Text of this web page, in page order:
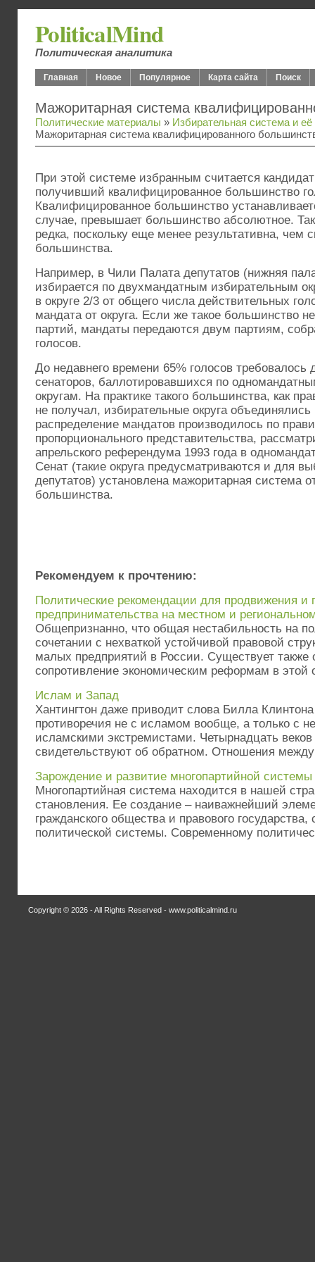
PoliticalMind
Политическая аналитика
Главная Новое Популярное Карта сайта Поиск
Мажоритарная система
Политические материалы » Избирательная система и
Мажоритарная система квалифицированного
При этой системе избранным считается
получивший квалифицированное большинство
Квалифицированное большинство
случае, превышает большинство абсолютное.
редка, поскольку еще менее результативна, чем
большинства.
Например, в Чили Палата депутатов (нижняя
избирается по двухмандатным избирательным
в округе 2/3 от общего числа действительных
мандата от округа. Если же такое большинство
партий, мандаты передаются двум партиям,
голосов.
До недавнего времени 65% голосов требовалось
сенаторов, баллотировавшихся по
округам. На практике такого большинства, как
не получал, избирательные округа
распределение мандатов производилось по
пропорционального представительства,
апрельского референдума 1993 года в
Сенат (такие округа предусматриваются и для
депутатов) установлена мажоритарная система
большинства.
Рекомендуем к прочтению:
Политические рекомендации для продвижения и
предпринимательства на местном и
Общепризнанно, что общая нестабильность на
сочетании с нехваткой устойчивой правовой
малых предприятий в России. Существует также
сопротивление экономическим реформам в этой
Ислам и Запад
Хантингтон даже приводит слова Билла
противоречия не с исламом вообще, а только с
исламскими экстремистами. Четырнадцать
свидетельствуют об обратном. Отношения
Зарождение и развитие многопартийной системы
Многопартийная система находится в нашей
становления. Ее создание – наиважнейший
гражданского общества и правового государства,
политической системы. Современному
Copyright © 2026 - All Rights Reserved - www.politicalmind.ru